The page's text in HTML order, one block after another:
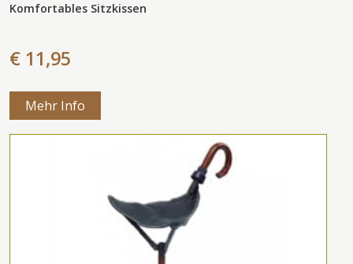
Komfortables Sitzkissen
€ 11,95
Mehr Info